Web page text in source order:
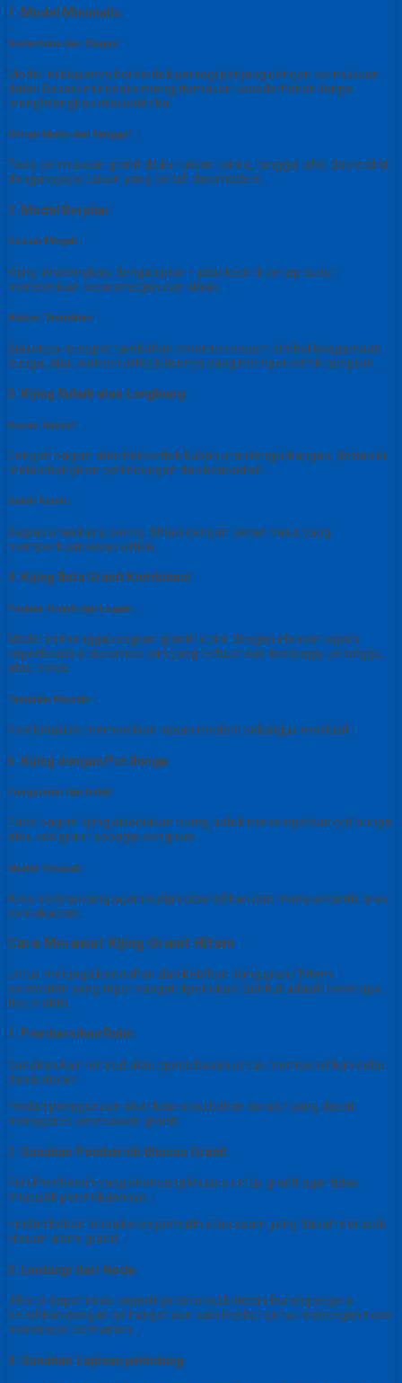
1. Model Minimalis
Sederhana dan Elegan :
Model ini biasanya berbentuk persegi panjang dengan permukaan
datar. Desain minimalis mengutamakan kesederhanan tanpa
menghilangkan nilai estetika.
Ukiran Nama dan Tanggal :
Pada permukaan granit diukir tulisan nama, tanggal lahir, dan wafat
dengan gaya tulisan yang bersih dan modern.
2. Model Berpilar
Desain Megah :
Kijing ini dilengkapi dengan pilar – pilar kecil di setiap sudut
memberikan kesan megah dan klasik.
Hiasan Tambahan :
Biasanya terdapat tambahan ornamen seperti simbol keagamaan
bunga, atau elemen artistik lainnya yang mempercantik tampilan.
3. Kijing Kubah atau Lengkung
Kesan Sakral :
Dengan bagian atas berbentuk kubah atau lengkukangan, desian ini
melambangkian perlindungan dan keabadian.
Detail Rumit :
Bagian ataa kijing sering dihiasi dengan ukiran halus yang
memperkuat kesan artisik.
4. Kijing Batu Granit Kombinasi
Paduan Granit dan Logam :
Model ini menggabungkan granit hitam dengan elemen logam
seperti salib atau simbol lain yang terbuat dari tembaga, perunggu,
atau emas.
Tampilan Mewah :
Kombinasi ini memberikan kesan modern sekaligus eksklusif.
5. Kijing dengan Pot Bunga
Fungsional dan Indah :
Pada bagian kijing disediakan ruang untuk menempatkan pot bunga
atau vas granit sebagai penghias.
Mudah Dirawat :
Area ini dirancang agar mudah dibersihkan dan mempercantik area
pemakaman.
Cara Merawat Kijing Granit Hitam
Untuk menjaga keindahan dan ketahan kijing granit hitam
perawatan yang tepat sangat diperlukan. Berikut adalah beberapa
tips praktis :
1. Pembersihan Rutin
Gunakan kain lembut atau spons basah untuk membersihkan debu
dan kotoran.
Hindari penggunaan sikat kasr atau bahan abrasif yang dapat
menggores permukaan granit.
2. Gunakan Pembersih Khusus Granit
Pilih Pembersih yang dirancang khusus untuk granit agar tidak
merusak permukaannya.
Hindari bahan kimia keras pemutih atau asam yang dapat merusak
kilauan alami granit.
3. Lindungi dari Noda
Jika terdapat noda seperti getah atau kotoran burung segera
bersihkan dengan air hangat dan kain lembut untuk mencegah noda
menempel permanen.
4. Gunakan Lapisan pelindung